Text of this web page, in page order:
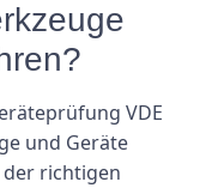
VDE
und Geräte
richtigen